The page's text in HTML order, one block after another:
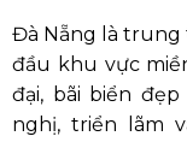
Đà Nẵng là trung
đầu khu vực
đại, bãi biển
nghị, triển lãm